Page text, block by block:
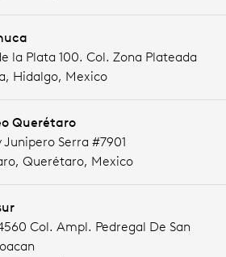
la Plata 100. Col. Zona Plateada
Hidalgo, Mexico
Querétaro
Serra #7901
Querétaro, Mexico
Col. Ampl. Pedregal De San